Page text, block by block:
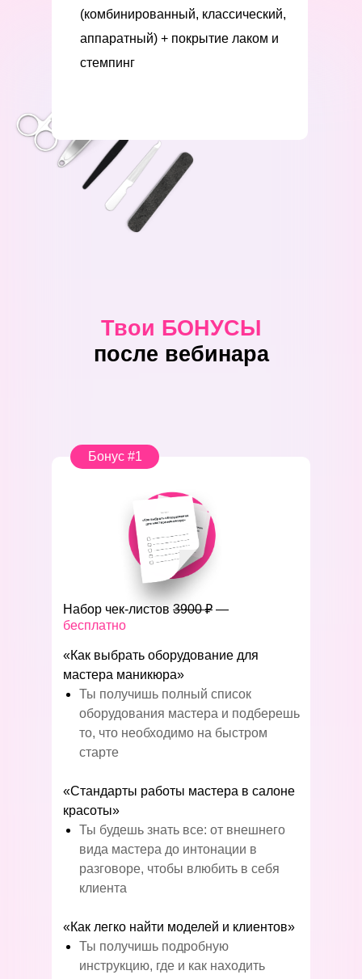
(комбинированный, классический,
аппаратный) + покрытие лаком и
стемпинг
«Как выбрать оборудование для
мастера маникюра»
Ты получишь полный список
оборудования мастера и подберешь
то, что необходимо на быстром
старте
«Стандарты работы мастера в салоне
красоты»
Ты будешь знать все: от внешнего
вида мастера до интонации в
разговоре, чтобы влюбить в себя
клиента
«Как легко найти моделей и клиентов»
Ты получишь подробную
инструкцию, где и как находить
Бонус #1
Набор чек-листов 3900 ₽ —
бесплатно
Твои БОНУСЫ
после вебинара